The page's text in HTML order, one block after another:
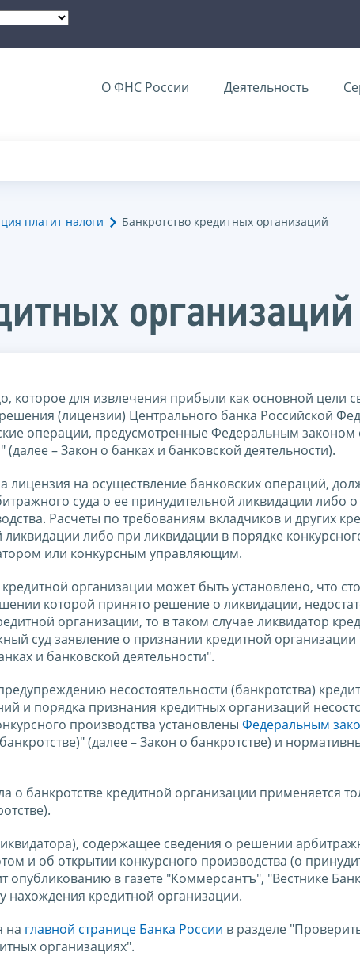
О ФНС России Деятельность
платит налоги Банкротство кредитных организаций
организаций
которое для извлечения прибыли как основной цели
(лицензии) Центрального банка Российской
операции, предусмотренные Федеральным законом
– Закон о банках и банковской деятельности).
лицензия на осуществление банковских операций,
суда о ее принудительной ликвидации либо
Расчеты по требованиям вкладчиков и других
либо при ликвидации в порядке
или конкурсным управляющим.
организации может быть установлено, что
которой принято решение о ликвидации,
организации, то в таком случае ликвидатор
суд заявление о признании кредитной организации
и банковской деятельности".
несостоятельности (банкротства)
и порядка признания кредитных организаций
производства установлены Федеральным
(далее – Закон о банкротстве) и
банкротстве кредитной организации применяется
содержащее сведения о решении
и об открытии конкурсного производства (о
опубликованию в газете "Коммерсантъ", "Вестнике
нахождения кредитной организации.
на главной странице Банка России в разделе
организациях".